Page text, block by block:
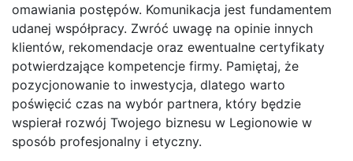
omawiania postępów. Komunikacja jest fundamentem
udanej współpracy. Zwróć uwagę na opinie innych
klientów, rekomendacje oraz ewentualne certyfikaty
potwierdzające kompetencje firmy. Pamiętaj, że
pozycjonowanie to inwestycja, dlatego warto
poświęcić czas na wybór partnera, który będzie
wspierał rozwój Twojego biznesu w Legionowie w
sposób profesjonalny i etyczny.